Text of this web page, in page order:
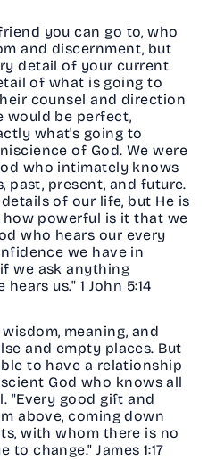
you can go to, who
and discernment, but
detail of your current
of what is going to
counsel and direction
would be perfect,
what's going to
of God. We were
who intimately knows
past, present, and future.
of our life, but He is
powerful is it that we
who hears our every
we have in
we ask anything
us." 1 John 5:14
meaning, and
and empty places. But
to have a relationship
God who knows all
"Every good gift and
above, coming down
with whom there is no
change." James 1:17